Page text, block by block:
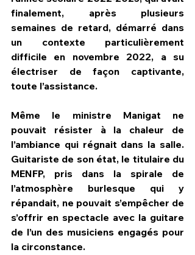
finalement, après plusieurs
semaines de retard, démarré dans
un contexte particulièrement
difficile en novembre 2022, a su
électriser de façon captivante,
toute l’assistance.
Même le ministre Manigat ne
pouvait résister à la chaleur de
l’ambiance qui régnait dans la salle.
Guitariste de son état, le titulaire du
MENFP, pris dans la spirale de
l’atmosphère burlesque qui y
répandait, ne pouvait s’empêcher de
s’offrir en spectacle avec la guitare
de l’un des musiciens engagés pour
la circonstance.